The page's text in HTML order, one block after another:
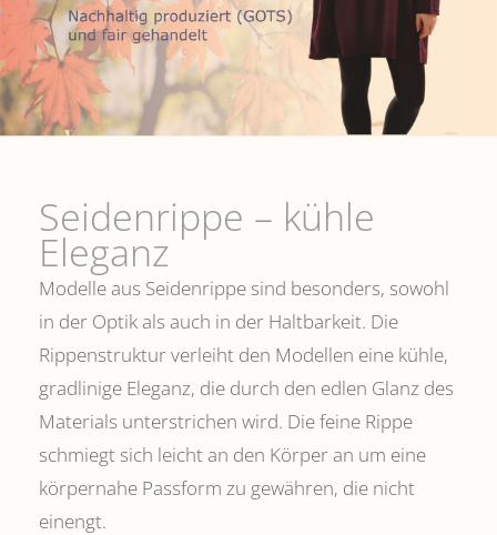
Seidenrippe­ – kühle
Eleganz
Modelle aus Seidenrippe sind besonders, sowohl
in der Optik als auch in der Haltbarkeit. Die
Rippenstruktur verleiht den Modellen eine kühle,
gradlinige Eleganz, die durch den edlen Glanz des
Materials unterstrichen wird. Die feine Rippe
schmiegt sich leicht an den Körper an um eine
körpernahe Passform zu gewähren, die nicht
einengt.